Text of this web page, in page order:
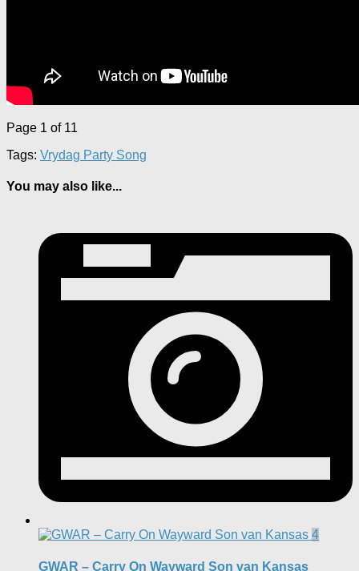
Page 1 of 11
Tags: Vrydag Party Song
You may also like...
4
GWAR – Carry On Wayward Son van Kansas